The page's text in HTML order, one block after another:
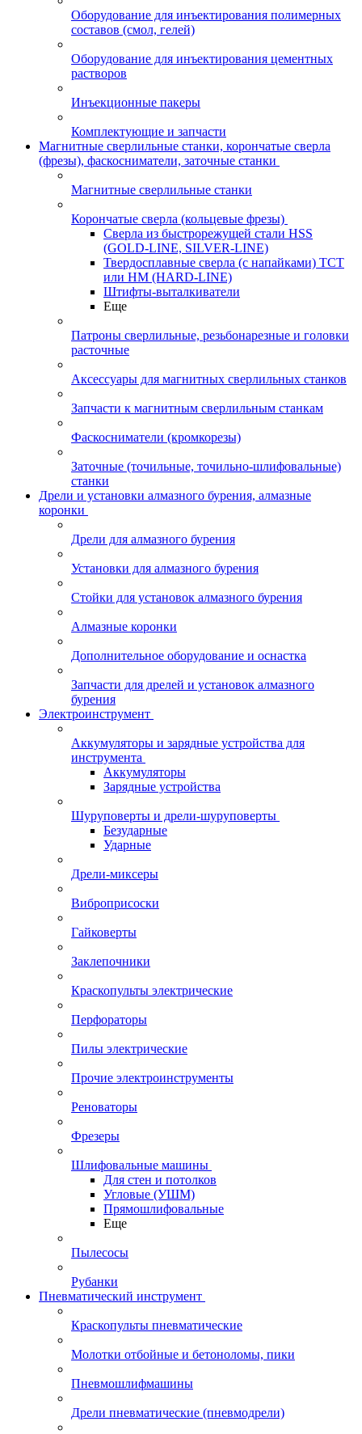
Оборудование для инъектирования полимерных
составов (смол, гелей)
Оборудование для инъектирования цементных
растворов
Инъекционные пакеры
Комплектующие и запчасти
Магнитные сверлильные станки, корончатые сверла
(фрезы), фаскосниматели, заточные станки
Магнитные сверлильные станки
Корончатые сверла (кольцевые фрезы)
Сверла из быстрорежущей стали HSS
(GOLD-LINE, SILVER-LINE)
Твердосплавные сверла (с напайками) ТСТ
или HM (HARD-LINE)
Штифты-выталкиватели
Еще
Патроны сверлильные, резьбонарезные и головки
расточные
Аксессуары для магнитных сверлильных станков
Запчасти к магнитным сверлильным станкам
Фаскосниматели (кромкорезы)
Заточные (точильные, точильно-шлифовальные)
станки
Дрели и установки алмазного бурения, алмазные
коронки
Дрели для алмазного бурения
Установки для алмазного бурения
Стойки для установок алмазного бурения
Алмазные коронки
Дополнительное оборудование и оснастка
Запчасти для дрелей и установок алмазного
бурения
Электроинструмент
Аккумуляторы и зарядные устройства для
инструмента
Аккумуляторы
Зарядные устройства
Шуруповерты и дрели-шуруповерты
Безударные
Ударные
Дрели-миксеры
Виброприсоски
Гайковерты
Заклепочники
Краскопульты электрические
Перфораторы
Пилы электрические
Прочие электроинструменты
Реноваторы
Фрезеры
Шлифовальные машины
Для стен и потолков
Угловые (УШМ)
Прямошлифовальные
Еще
Пылесосы
Рубанки
Пневматический инструмент
Краскопульты пневматические
Молотки отбойные и бетоноломы, пики
Пневмошлифмашины
Дрели пневматические (пневмодрели)